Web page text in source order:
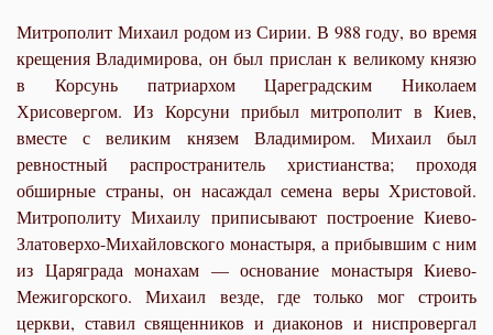
Митрополит Михаил родом из Сирии. В 988 году, во время
крещения Владимирова, он был прислан к великому князю
в Корсунь патриархом Цареградским Николаем
Хрисовергом. Из Корсуни прибыл митрополит в Киев,
вместе с великим князем Владимиром. Михаил был
ревностный распространитель христианства; проходя
обширные страны, он насаждал семена веры Христовой.
Митрополиту Михаилу приписывают построение Киево-
Златоверхо-Михайловского монастыря, а прибывшим с ним
из Царяграда монахам — основание монастыря Киево-
Межигорского. Михаил везде, где только мог строить
церкви, ставил священников и диаконов и ниспровергал